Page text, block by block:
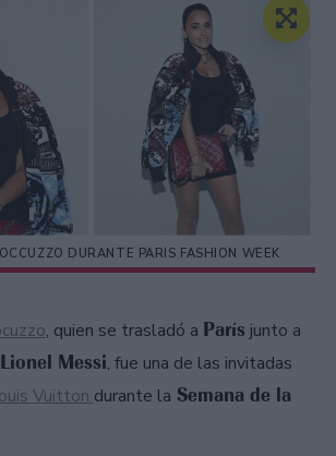
DURANTE PARIS FASHION WEEK
, quien se trasladó a París junto a
Lionel Messi, fue una de las invitadas
Vuitton durante la Semana de la